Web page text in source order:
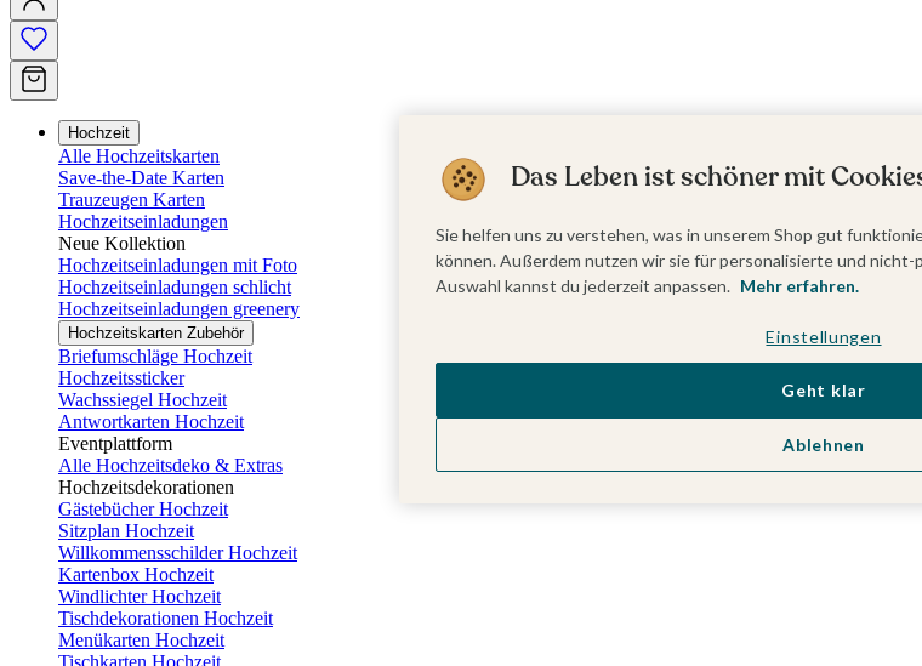
Hochzeit
Alle Hochzeitskarten
Save-the-Date Karten
Trauzeugen Karten
Hochzeitseinladungen
Neue Kollektion
Hochzeitseinladungen mit Foto
Hochzeitseinladungen schlicht
Hochzeitseinladungen greenery
Hochzeitskarten Zubehör
Briefumschläge Hochzeit
Hochzeitssticker
Wachssiegel Hochzeit
Antwortkarten Hochzeit
Eventplattform
Alle Hochzeitsdeko & Extras
Hochzeitsdekorationen
Gästebücher Hochzeit
Sitzplan Hochzeit
Willkommensschilder Hochzeit
Kartenbox Hochzeit
Windlichter Hochzeit
Tischdekorationen Hochzeit
Menükarten Hochzeit
Tischkarten Hochzeit
Das Leben ist schöner mit
Sie helfen uns zu verstehen, was in unserem Shop gut
können. Außerdem nutzen wir sie für personalisierte und
Auswahl kannst du jederzeit anpassen. Mehr erfahren.
Einstellungen
Ablehnen
Geht klar